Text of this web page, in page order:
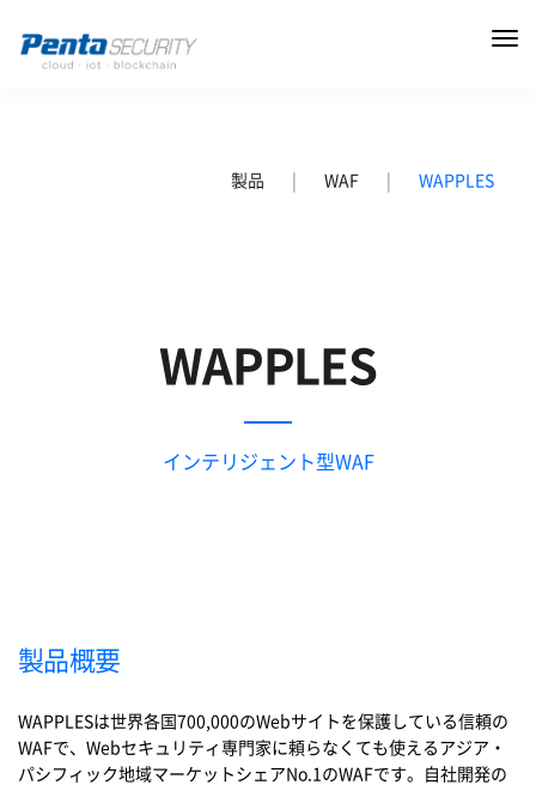
製品 WAF WAPPLES
WAPPLES
インテリジェント型WAF
製品概要
WAPPLESは世界各国700,000のWebサイトを保護している信頼の
WAFで、Webセキュリティ専門家に頼らなくても使えるアジア・
パシフィック地域マーケットシェアNo.1のWAFです。自社開発の